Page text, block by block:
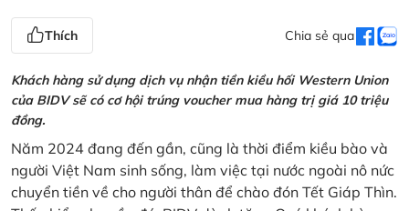
Thích Chia sẻ qua
Khách hàng sử dụng dịch vụ nhận tiền kiều hối Western Union
của BIDV sẽ có cơ hội trúng voucher mua hàng trị giá 10 triệu
đồng.
Năm 2024 đang đến gần, cũng là thời điểm kiều bào và
người Việt Nam sinh sống, làm việc tại nước ngoài nô nức
chuyển tiền về cho người thân để chào đón Tết Giáp Thìn.